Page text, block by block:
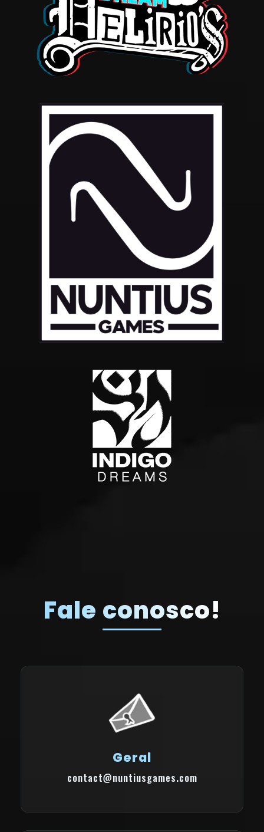
Fale conosco!
Geral
contact@nuntiusgames.com